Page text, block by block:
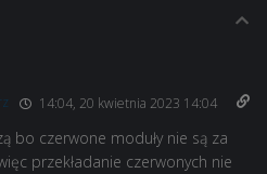
14:04, 20 kwietnia 2023 14:04
bo czerwone moduły nie są za
przekładanie czerwonych nie